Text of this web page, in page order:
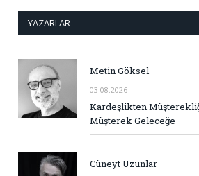
YAZARLAR
Metin Göksel
03.08.2026
Kardeşlikten
Müşterek Geleceğe
Cüneyt Uzunlar